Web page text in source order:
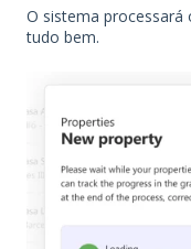
O sistema processará
tudo bem.